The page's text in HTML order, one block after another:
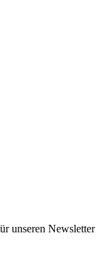
unseren Newsletter